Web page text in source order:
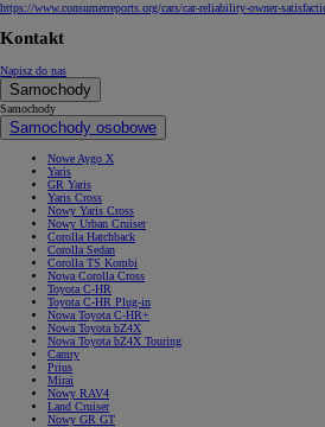
https://www.consumerreports.org/cars/car-reliability-owner-
Kontakt
Napisz do nas
Samochody
Samochody
Samochody osobowe
Nowe Aygo X
Yaris
GR Yaris
Yaris Cross
Nowy Yaris Cross
Nowy Urban Cruiser
Corolla Hatchback
Corolla Sedan
Corolla TS Kombi
Nowa Corolla Cross
Toyota C-HR
Toyota C-HR Plug-in
Nowa Toyota C-HR+
Nowa Toyota bZ4X
Nowa Toyota bZ4X Touring
Camry
Prius
Mirai
Nowy RAV4
Land Cruiser
Nowy GR GT